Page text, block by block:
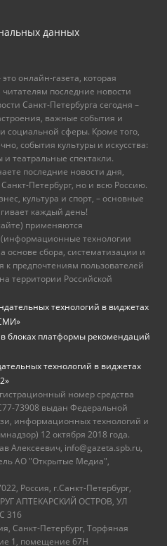
данных
онлайн-газета, которая
последние новости
Санкт-Петербурга сегодня –
важные события и
социальной сферы. Кроме того,
события культуры и искусства:
театральные спектакли.
последние новости дня,
Петербург, но и всю Россию.
культура и спорт, – основные
каждый день!
применяются
технологии
сбора, систематизации и
предпочтениям пользователей
территории Российской
технологий в виджетах
блоках платформы рекомендаций
технологий в виджетах
номер средства
73908 выдан Федеральной
информационных технологий и
12 октября 2018 года.
Алексеевич, info@gazeta.spb.ru,
АО "Открытые Медиа",
Россия, г.Санкт-Петербург,
АПТЕКАРСКИЙ ОСТРОВ, УЛ
316
Санкт-Петербург, Торфяная
1, помещение 67Н